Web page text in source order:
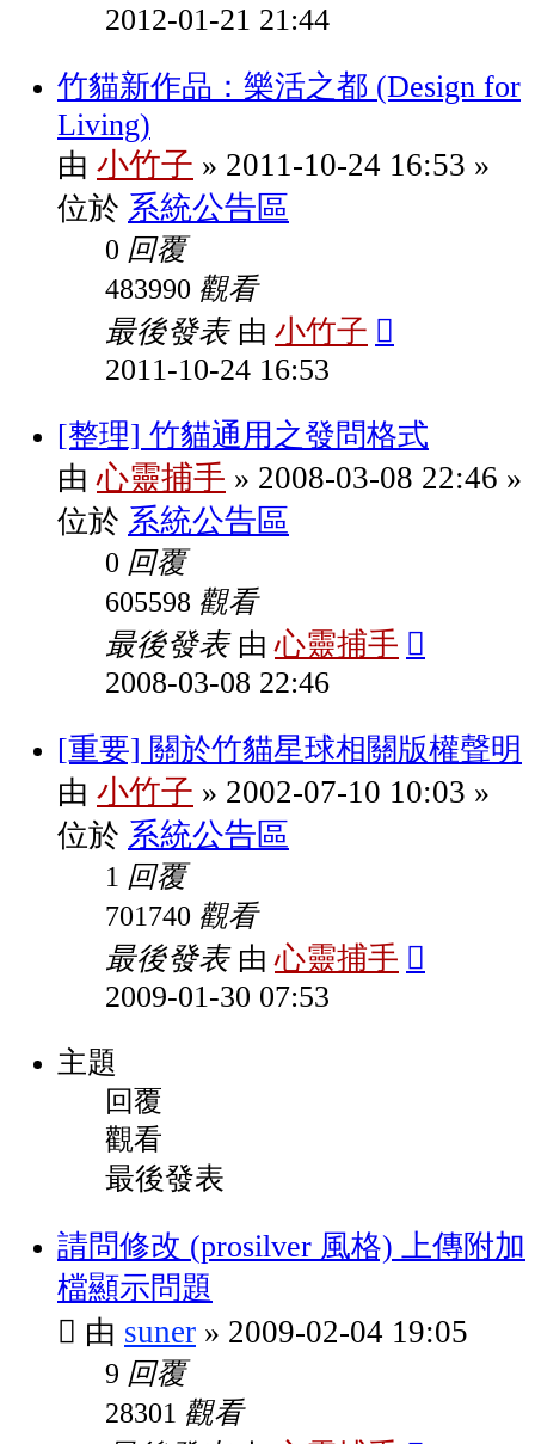
2012-01-21 21:44
竹貓新作品：樂活之都 (Design for
Living)
由 小竹子 » 2011-10-24 16:53 »
位於 系統公告區
0 回覆
483990 觀看
最後發表 由 小竹子
2011-10-24 16:53
[整理] 竹貓通用之發問格式
由心靈捕手 » 2008-03-08 22:46 »
位於 系統公告區
0 回覆
605598 觀看
最後發表 由心靈捕手
2008-03-08 22:46
[重要] 關於竹貓星球相關版權聲明
由 小竹子 » 2002-07-10 10:03 »
位於 系統公告區
1 回覆
701740 觀看
最後發表 由心靈捕手
2009-01-30 07:53
主題
回覆
觀看
最後發表
請問修改 (prosilver 風格) 上傳附加
檔顯示問題
由 suner » 2009-02-04 19:05
9 回覆
28301 觀看